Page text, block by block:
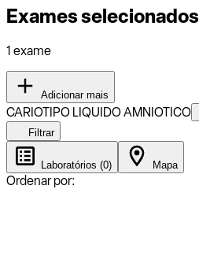
Exames selecionados
1 exame
Adicionar mais
CARIOTIPO LIQUIDO AMNIOTICO
Filtrar
Laboratórios (0) Mapa
Ordenar por: